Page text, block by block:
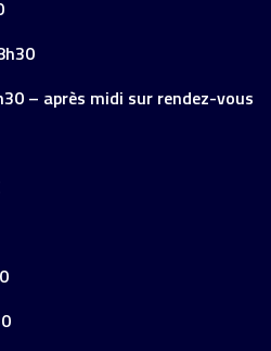
– après midi sur rendez-vous